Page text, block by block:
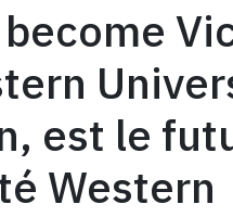
est le
Western